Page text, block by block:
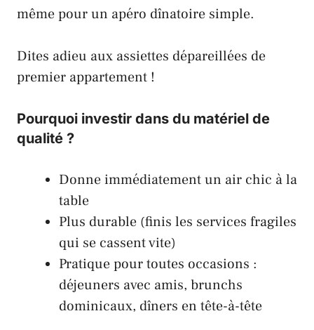
même pour un apéro dînatoire simple.
Dites adieu aux assiettes dépareillées de
premier appartement !
Pourquoi investir dans du matériel de
qualité ?
Donne immédiatement un air chic à la
table
Plus durable (finis les services fragiles
qui se cassent vite)
Pratique pour toutes occasions :
déjeuners avec amis, brunchs
dominicaux, dîners en tête-à-tête